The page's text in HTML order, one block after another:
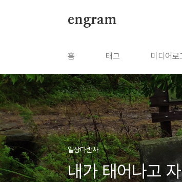
engram
홈 태그 미디어로
일상다반사
내가 태어나고